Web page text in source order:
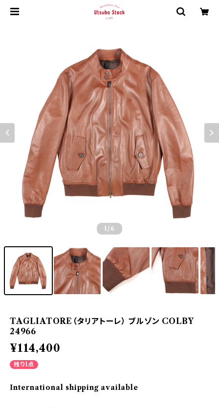
1 /6
TAGLIATORE（タリアトーレ） ブルゾン COLBY
24966
¥114,400
残り1点
International shipping available